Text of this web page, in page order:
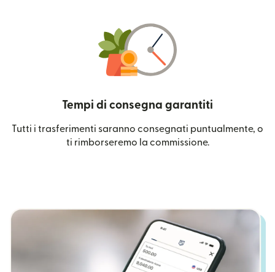
Tempi di consegna garantiti
Tutti i trasferimenti saranno consegnati puntualmente, o
ti rimborseremo la commissione.